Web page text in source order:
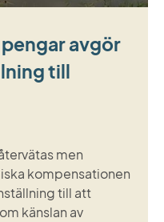
avgör
till
men
kompensationen
till att
känslan av